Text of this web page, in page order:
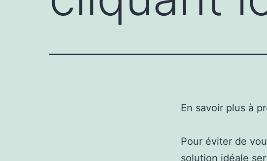
En savoir plus à
Pour éviter de
solution idéale